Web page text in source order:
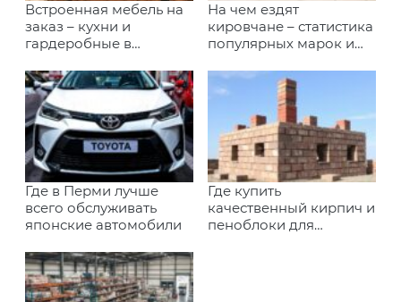
Встроенная мебель на
заказ – кухни и
гардеробные в
На чем ездят
кировчане – статистика
популярных марок и
Где в Перми лучше
всего обслуживать
японские автомобили
Где купить
качественный кирпич и
пеноблоки для